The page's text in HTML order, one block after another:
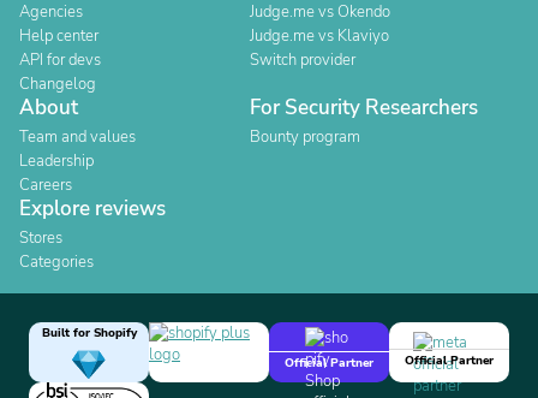
Agencies
Help center
API for devs
Changelog
Judge.me vs Okendo
Judge.me vs Klaviyo
Switch provider
About
Team and values
Leadership
Careers
For Security Researchers
Bounty program
Explore reviews
Stores
Categories
Built for Shopify
Official Partner
Official Partner